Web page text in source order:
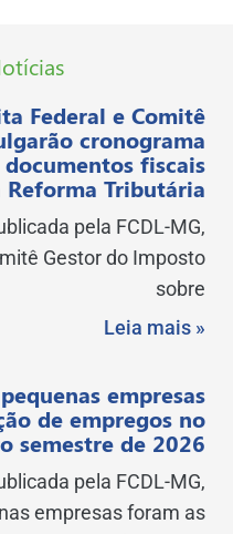
Federal e Comitê
cronograma
fiscais
Tributária
pela FCDL-MG,
Gestor do Imposto
sobre
Leia mais »
empresas
de empregos no
semestre de 2026
pela FCDL-MG,
empresas foram as